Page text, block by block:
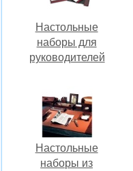
Настольные
наборы для
руководителей
Настольные
наборы из